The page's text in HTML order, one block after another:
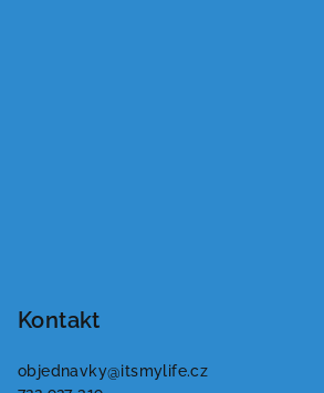
Kontakt
objednavky@itsmylife.cz